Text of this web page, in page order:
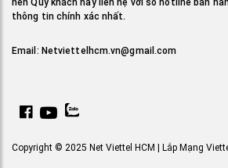
thông tin chính xác nhất.
Email: Netviettelhcm.vn@gmail.com
Copyright © 2025 Net Viettel HCM | Lắp Mạng